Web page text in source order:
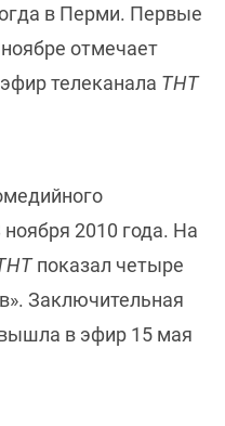
в Перми. Первые
отмечает
телеканала ТНТ
ноября 2010 года. На
показал четыре
Заключительная
в эфир 15 мая